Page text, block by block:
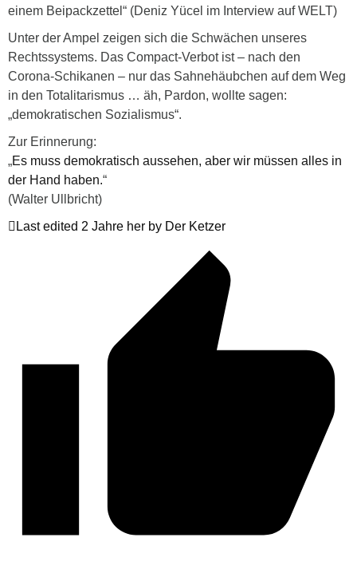
einem Beipackzettel “ (Deniz Yücel im Interview auf WELT)
Unter der Ampel zeigen sich die Schwächen unseres
Rechtssystems. Das Compact-Verbot ist – nach den
Corona-Schikanen – nur das Sahnehäubchen auf dem Weg
in den Totalitarismus … äh, Pardon, wollte sagen:
„demokratischen Sozialismus“.
Zur Erinnerung:
„Es muss demokratisch aussehen, aber wir müssen alles in
der Hand haben.“
(Walter Ullbricht)
Last edited 2 Jahre her by Der Ketzer